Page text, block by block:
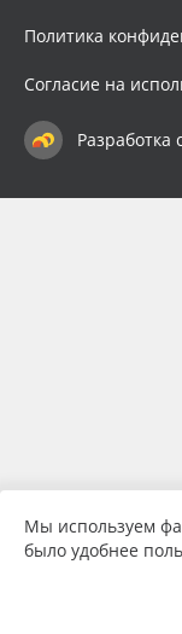
Политика
Согласие на
Разработка
Мы используем
было удобнее